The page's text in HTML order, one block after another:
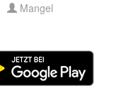
Mangel